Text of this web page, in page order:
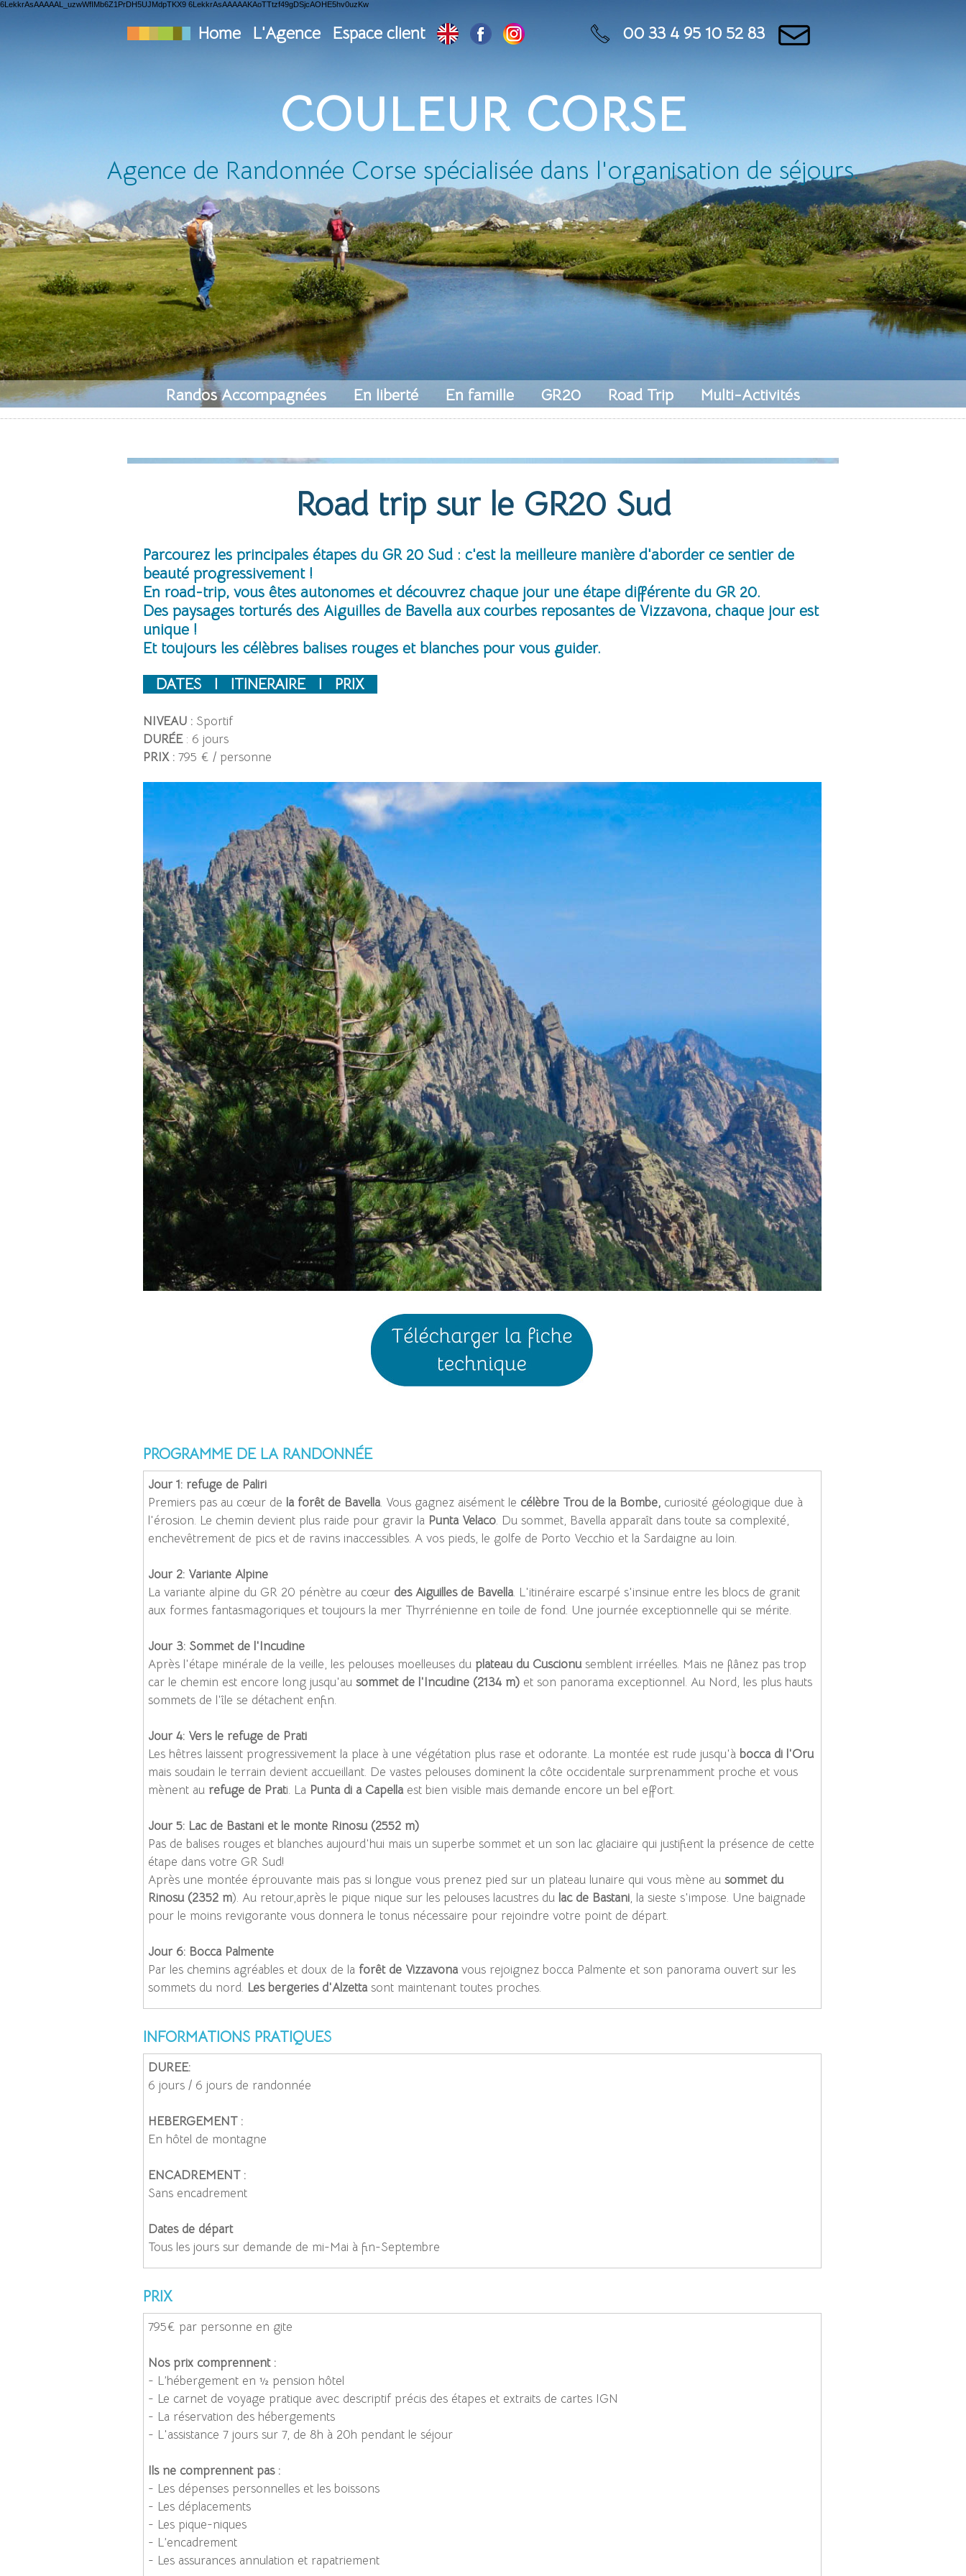
6LekkrAsAAAAAL_uzwWfIMb6Z1PrDH5UJMdpTKX9 6LekkrAsAAAAAKAoTTtzf49gDSjcAOHE5hv0uzKw
Home L'Agence Espace client 00 33 4 95 10 52 83
COULEUR CORSE
Agence de Randonnée Corse spécialisée dans l'organisation de séjours.
Randos Accompagnées En liberté En famille GR20 Road Trip Multi-Activités
Road trip sur le GR20 Sud
Parcourez les principales étapes du GR 20 Sud : c'est la meilleure manière d'aborder ce sentier de
beauté progressivement !
En road-trip, vous êtes autonomes et découvrez chaque jour une étape différente du GR 20.
Des paysages torturés des Aiguilles de Bavella aux courbes reposantes de Vizzavona, chaque jour est
unique !
Et toujours les célèbres balises rouges et blanches pour vous guider.
DATES I ITINERAIRE I PRIX
NIVEAU : Sportif
DURÉE : 6 jours
PRIX : 795 € / personne
PROGRAMME DE LA RANDONNÉE
Jour 1: refuge de Paliri
Premiers pas au cœur de la forêt de Bavella. Vous gagnez aisément le célèbre Trou de la Bombe, curiosité géologique due à
l'érosion. Le chemin devient plus raide pour gravir la Punta Velaco. Du sommet, Bavella apparaît dans toute sa complexité,
enchevêtrement de pics et de ravins inaccessibles. A vos pieds, le golfe de Porto Vecchio et la Sardaigne au loin.
Jour 2: Variante Alpine
La variante alpine du GR 20 pénètre au cœur des Aiguilles de Bavella. L'itinéraire escarpé s'insinue entre les blocs de granit
aux formes fantasmagoriques et toujours la mer Thyrrénienne en toile de fond. Une journée exceptionnelle qui se mérite.
Jour 3: Sommet de l'Incudine
Après l'étape minérale de la veille, les pelouses moelleuses du plateau du Cuscionu semblent irréelles. Mais ne flânez pas trop
car le chemin est encore long jusqu'au sommet de l'Incudine (2134 m) et son panorama exceptionnel. Au Nord, les plus hauts
sommets de l'île se détachent enfin.
Jour 4: Vers le refuge de Prati
Les hêtres laissent progressivement la place à une végétation plus rase et odorante. La montée est rude jusqu'à bocca di l'Oru
mais soudain le terrain devient accueillant. De vastes pelouses dominent la côte occidentale surprenamment proche et vous
mènent au refuge de Prati. La Punta di a Capella est bien visible mais demande encore un bel effort.
Jour 5: Lac de Bastani et le monte Rinosu (2552 m)
Pas de balises rouges et blanches aujourd'hui mais un superbe sommet et un son lac glaciaire qui justifient la présence de cette
étape dans votre GR Sud!
Après une montée éprouvante mais pas si longue vous prenez pied sur un plateau lunaire qui vous mène au sommet du
Rinosu (2352 m). Au retour,après le pique nique sur les pelouses lacustres du lac de Bastani, la sieste s'impose. Une baignade
pour le moins revigorante vous donnera le tonus nécessaire pour rejoindre votre point de départ.
Jour 6: Bocca Palmente
Par les chemins agréables et doux de la forêt de Vizzavona vous rejoignez bocca Palmente et son panorama ouvert sur les
sommets du nord. Les bergeries d'Alzetta sont maintenant toutes proches.
INFORMATIONS PRATIQUES
DUREE:
6 jours / 6 jours de randonnée
HEBERGEMENT :
En hôtel de montagne
ENCADREMENT :
Sans encadrement
Dates de départ
Tous les jours sur demande de mi-Mai à fin-Septembre
PRIX
795€ par personne en gite
Nos prix comprennent :
- L’hébergement en ½ pension hôtel
- Le carnet de voyage pratique avec descriptif précis des étapes et extraits de cartes IGN
- La réservation des hébergements
- L'assistance 7 jours sur 7, de 8h à 20h pendant le séjour
Ils ne comprennent pas :
- Les dépenses personnelles et les boissons
- Les déplacements
- Les pique-niques
- L’encadrement
- Les assurances annulation et rapatriement